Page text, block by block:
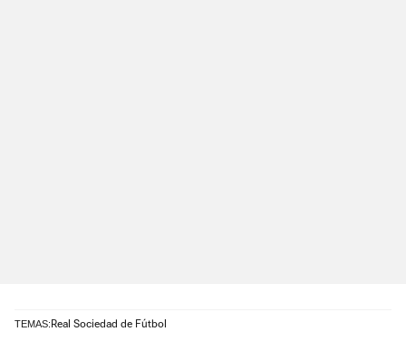
TEMAS: Real Sociedad de Fútbol